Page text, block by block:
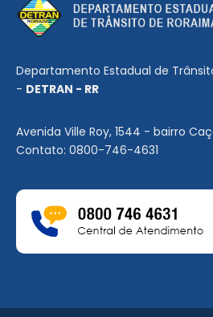
Departamento Estadual de
- DETRAN - RR
Avenida Ville Roy, 1544 - bairro
Contato: 0800-746-4631